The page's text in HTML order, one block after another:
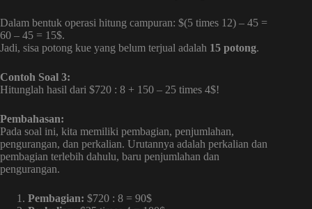
Dalam bentuk operasi hitung campuran: $(5 times 12) – 45 =
60 – 45 = 15$.
Jadi, sisa potong kue yang belum terjual adalah 15 potong.
Contoh Soal 3:
Hitunglah hasil dari $720 : 8 + 150 – 25 times 4$!
Pembahasan:
Pada soal ini, kita memiliki pembagian, penjumlahan,
pengurangan, dan perkalian. Urutannya adalah perkalian dan
pembagian terlebih dahulu, baru penjumlahan dan
pengurangan.
Pembagian: $720 : 8 = 90$